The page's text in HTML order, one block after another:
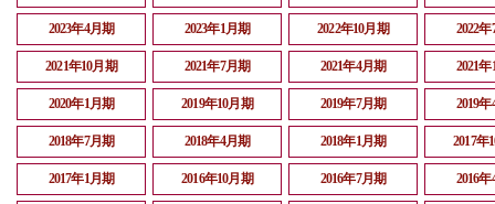
2023年4月期 2023年1月期 2022年10月期 2022
2021年10月期 2021年7月期 2021年4月期 2021
2020年1月期 2019年10月期 2019年7月期 2019
2018年7月期 2018年4月期 2018年1月期 2017年
2017年1月期 2016年10月期 2016年7月期 2016